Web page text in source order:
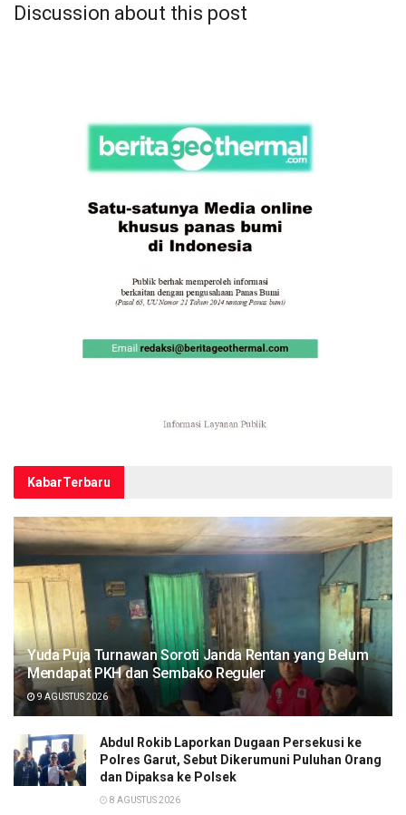
Discussion about this post
KabarTerbaru
Yuda Puja Turnawan Soroti Janda Rentan yang Belum
Mendapat PKH dan Sembako Reguler
9 AGUSTUS 2026
Abdul Rokib Laporkan Dugaan Persekusi ke
Polres Garut, Sebut Dikerumuni Puluhan Orang
dan Dipaksa ke Polsek
8 AGUSTUS 2026